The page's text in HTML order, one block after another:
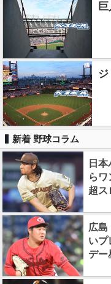
新着 野球コラム
日
らワ
超ス
広島
いプ
デー